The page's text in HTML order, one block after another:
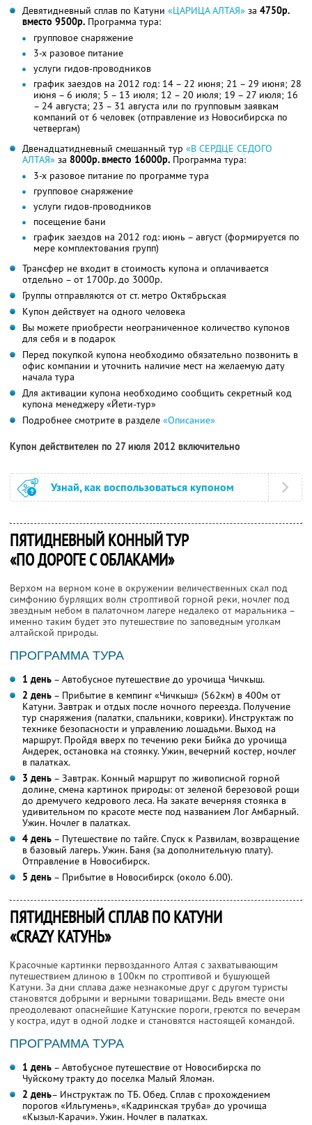
Девятидневный сплав по Катуни «ЦАРИЦА АЛТАЯ» за 4750р.
вместо 9500р. Программа тура:
групповое снаряжение
3-х разовое питание
услуги гидов-проводников
график заездов на 2012 год: 14 – 22 июня; 21 – 29 июня; 28
июня – 6 июля; 5 – 13 июля; 12 – 20 июля; 19 – 27 июля; 16
– 24 августа; 23 – 31 августа или по групповым заявкам
компаний от 6 человек (отправление из Новосибирска по
четвергам)
Двенадцатидневный смешанный тур «В СЕРДЦЕ СЕДОГО
АЛТАЯ» за 8000р. вместо 16000р. Программа тура:
3-х разовое питание по программе тура
групповое снаряжение
услуги гидов-проводников
посещение бани
график заездов на 2012 год: июнь – август (формируется по
мере комплектования групп)
Трансфер не входит в стоимость купона и оплачивается
отдельно – от 1700р. до 3000р.
Группы отправляются от ст. метро Октябрьская
Купон действует на одного человека
Вы можете приобрести неограниченное количество купонов
для себя и в подарок
Перед покупкой купона необходимо обязательно позвонить в
офис компании и уточнить наличие мест на желаемую дату
начала тура
Для активации купона необходимо сообщить секретный код
купона менеджеру «Йети-тур»
Подробнее смотрите в разделе «Описание»
Купон действителен по 27 июля 2012 включительно
Узнай, как воспользоваться купоном
ПЯТИДНЕВНЫЙ КОННЫЙ ТУР
«ПО ДОРОГЕ С ОБЛАКАМИ»
Верхом на верном коне в окружении величественных скал под
симфонию бурлящих волн строптивой горной реки, ночлег под
звездным небом в палаточном лагере недалеко от маральника –
именно таким будет это путешествие по заповедным уголкам
алтайской природы.
ПРОГРАММА ТУРА
1 день – Автобусное путешествие до урочища Чичкыш.
2 день – Прибытие в кемпинг «Чичкыш» (562км) в 400м от
Катуни. Завтрак и отдых после ночного переезда. Получение
тур снаряжения (палатки, спальники, коврики). Инструктаж по
технике безопасности и управлению лошадьми. Выход на
маршрут. Пройдя вверх по течению реки Бийка до урочища
Андерек, остановка на стоянку. Ужин, вечерний костер, ночлег
в палатках.
3 день – Завтрак. Конный маршрут по живописной горной
долине, смена картинок природы: от зеленой березовой рощи
до дремучего кедрового леса. На закате вечерняя стоянка в
удивительном по красоте месте под названием Лог Амбарный.
Ужин. Ночлег в палатках.
4 день – Путешествие по тайге. Спуск к Развилам, возвращение
в базовый лагерь. Ужин. Баня (за дополнительную плату).
Отправление в Новосибирск.
5 день – Прибытие в Новосибирск (около 6.00).
ПЯТИДНЕВНЫЙ СПЛАВ ПО КАТУНИ
«CRAZY КАТУНЬ»
Красочные картинки первозданного Алтая с захватывающим
путешествием длиною в 100км по строптивой и бушующей
Катуни. За дни сплава даже незнакомые друг с другом туристы
становятся добрыми и верными товарищами. Ведь вместе они
преодолевают опаснейшие Катунские пороги, греются по вечерам
у костра, идут в одной лодке и становятся настоящей командой.
ПРОГРАММА ТУРА
1 день – Автобусное путешествие от Новосибирска по
Чуйскому тракту до поселка Малый Яломан.
2 день– Инструктаж по ТБ. Обед. Сплав с прохождением
порогов «Ильгумень», «Кадринская труба» до урочища
«Кызыл-Карачи». Ужин. Ночлег в палатках.